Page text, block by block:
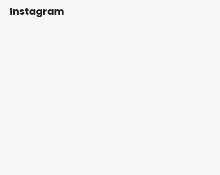
Instagram